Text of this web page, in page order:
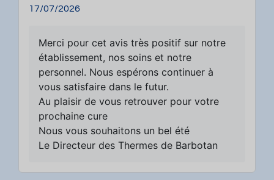
17/07/2026
Merci pour cet avis très positif sur notre
établissement, nos soins et notre
personnel. Nous espérons continuer à
vous satisfaire dans le futur.
Au plaisir de vous retrouver pour votre
prochaine cure
Nous vous souhaitons un bel été
Le Directeur des Thermes de Barbotan